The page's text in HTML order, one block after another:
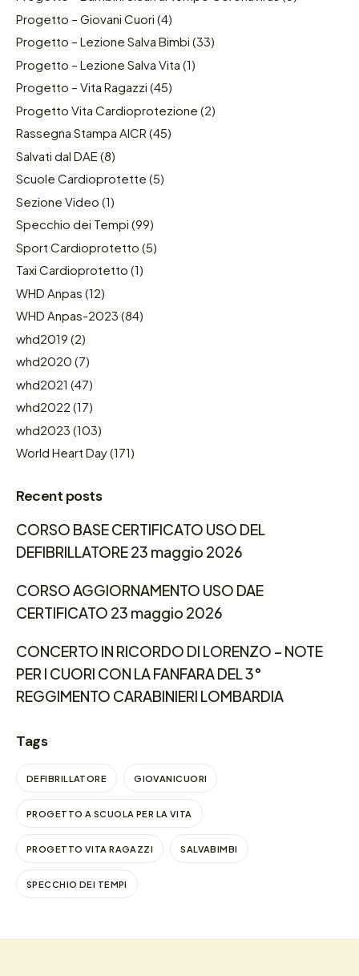
Progetto – Giovani Cuori (4)
Progetto – Lezione Salva Bimbi (33)
Progetto – Lezione Salva Vita (1)
Progetto – Vita Ragazzi (45)
Progetto Vita Cardioprotezione (2)
Rassegna Stampa AICR (45)
Salvati dal DAE (8)
Scuole Cardioprotette (5)
Sezione Video (1)
Specchio dei Tempi (99)
Sport Cardioprotetto (5)
Taxi Cardioprotetto (1)
WHD Anpas (12)
WHD Anpas-2023 (84)
whd2019 (2)
whd2020 (7)
whd2021 (47)
whd2022 (17)
whd2023 (103)
World Heart Day(171)
Recent posts
CORSO BASE CERTIFICATO USO DEL
DEFIBRILLATORE 23 maggio 2026
CORSO AGGIORNAMENTO USO DAE
CERTIFICATO 23 maggio 2026
CONCERTO IN RICORDO DI LORENZO – NOTE
PER I CUORI CON LA FANFARA DEL 3°
REGGIMENTO CARABINIERI LOMBARDIA
Tags
DEFIBRILLATORE GIOVANICUORI
PROGETTO A SCUOLA PER LA VITA
PROGETTO VITA RAGAZZI SALVABIMBI
SPECCHIO DEI TEMPI